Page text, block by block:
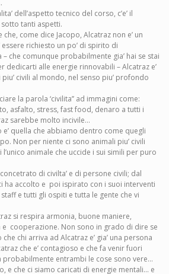
dell’aspetto tecnico del corso, c’e’ il
sotto tanti aspetti.
come dice Jacopo, Alcatraz non e’ un
richiesto un po’ di spirito di
che comunque probabilmente gia’ hai se stai
dedicarti alle energie rinnovabili – Alcatraz e’
civili al mondo, nel senso piu’ profondo
la parola ‘civilita’’ ad immagini come:
asfalto, stress, fast food, denaro a tutti i
sarebbe molto incivile...
e’ quella che abbiamo dentro come quegli
Non per niente ci sono animali piu’ civili
l’unico animale che uccide i sui simili per puro
di civilta’ e di persone civili; dal
ha accolto e poi ispirato con i suoi interventi
e tutti gli ospiti e tutta le gente che vi
si respira armonia, buone maniere,
e cooperazione. Non sono in grado di dire se
chi arriva ad Alcatraz e’ gia’ una persona
che e’ contagioso e che fa venir fuori
probabilmente entrambi le cose sono vere...
e che ci siamo caricati di energie mentali... e